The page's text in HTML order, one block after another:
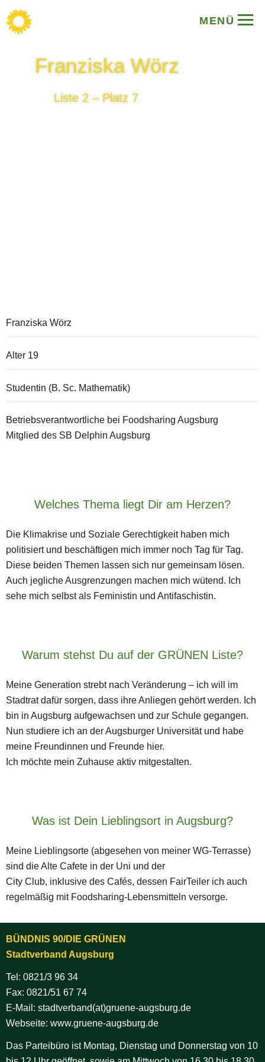
MENÜ
Franziska Wörz
Liste 2 – Platz 7
Franziska Wörz
Alter 19
Studentin (B. Sc. Mathematik)
Betriebsverantwortliche bei Foodsharing Augsburg
Mitglied des SB Delphin Augsburg
Welches Thema liegt Dir am Herzen?
Die Klimakrise und Soziale Gerechtigkeit haben mich
politisiert und beschäftigen mich immer noch Tag für Tag.
Diese beiden Themen lassen sich nur gemeinsam lösen.
Auch jegliche Ausgrenzungen machen mich wütend. Ich
sehe mich selbst als Feministin und Antifaschistin.
Warum stehst Du auf der GRÜNEN Liste?
Meine Generation strebt nach Veränderung – ich will im
Stadtrat dafür sorgen, dass ihre Anliegen gehört werden. Ich
bin in Augsburg aufgewachsen und zur Schule gegangen.
Nun studiere ich an der Augsburger Universität und habe
meine Freundinnen und Freunde hier.
Ich möchte mein Zuhause aktiv mitgestalten.
Was ist Dein Lieblingsort in Augsburg?
Meine Lieblingsorte (abgesehen von meiner WG-Terrasse)
sind die Alte Cafete in der Uni und der
City Club, inklusive des Cafés, dessen FairTeiler ich auch
regelmäßig mit Foodsharing-Lebensmitteln versorge.
BÜNDNIS 90/DIE GRÜNEN
Stadtverband Augsburg
Tel: 0821/3 96 34
Fax: 0821/51 67 74
E-Mail: stadtverband(at)gruene-augsburg.de
Webseite: www.gruene-augsburg.de
Das Parteibüro ist Montag, Dienstag und Donnerstag von 10